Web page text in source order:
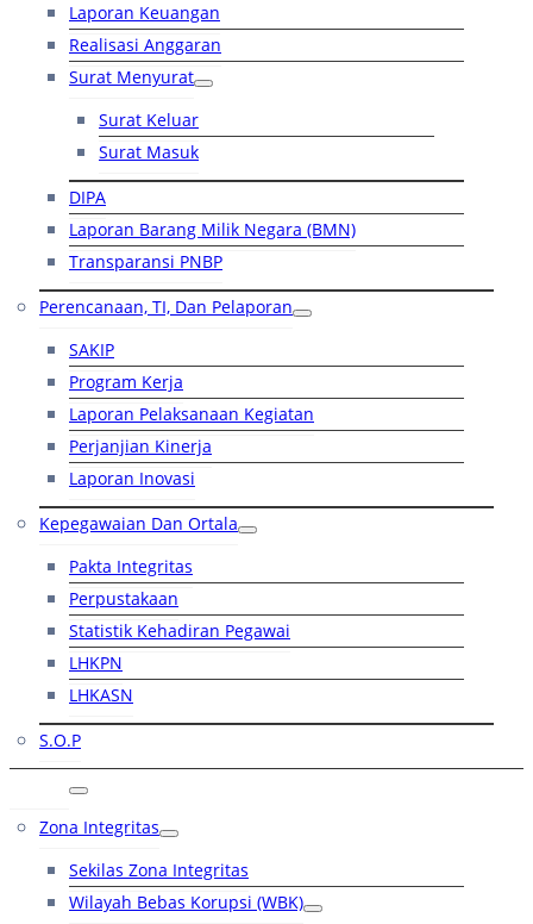
Laporan Keuangan
Realisasi Anggaran
Surat Menyurat
Surat Keluar
Surat Masuk
DIPA
Laporan Barang Milik Negara (BMN)
Transparansi PNBP
Perencanaan, TI, Dan Pelaporan
SAKIP
Program Kerja
Laporan Pelaksanaan Kegiatan
Perjanjian Kinerja
Laporan Inovasi
Kepegawaian Dan Ortala
Pakta Integritas
Perpustakaan
Statistik Kehadiran Pegawai
LHKPN
LHKASN
S.O.P
Zona Integritas
Sekilas Zona Integritas
Wilayah Bebas Korupsi (WBK)